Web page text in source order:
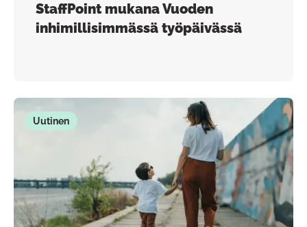
StaffPoint mukana Vuoden
inhimillisimmässä työpäivässä
Uutinen